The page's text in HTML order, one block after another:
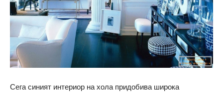
Сега синият интериор на хола придобива широка